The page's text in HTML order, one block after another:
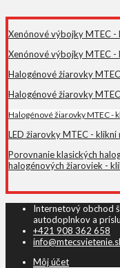
Xenónové výbojky MTEC -
Xenónové výbojky MTEC -
Halogénové žiarovky
Halogénové žiarovky
Halogénové žiarovky MTEC -
LED žiarovky MTEC - klikni
Porovnanie klasických
halogénových žiaroviek -
Internetový obchod
autodoplnkov a
+421 908 362 658
Môj účet